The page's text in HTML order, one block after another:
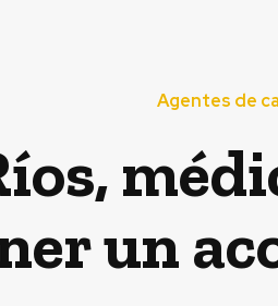
Agentes de
un